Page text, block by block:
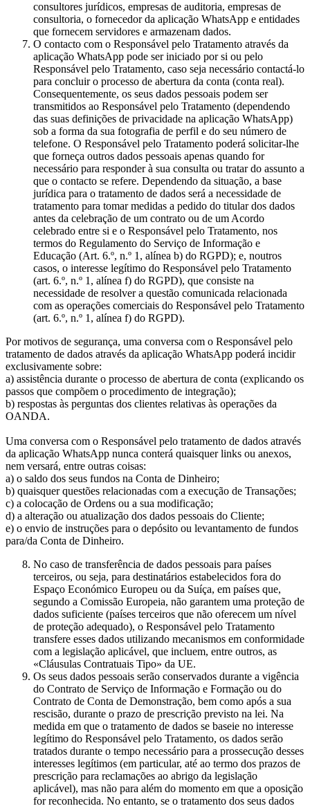
consultores jurídicos, empresas de auditoria, empresas de
consultoria, o fornecedor da aplicação WhatsApp e entidades
que fornecem servidores e armazenam dados.
O contacto com o Responsável pelo Tratamento através da
aplicação WhatsApp pode ser iniciado por si ou pelo
Responsável pelo Tratamento, caso seja necessário contactá-lo
para concluir o processo de abertura da conta (conta real).
Consequentemente, os seus dados pessoais podem ser
transmitidos ao Responsável pelo Tratamento (dependendo
das suas definições de privacidade na aplicação WhatsApp)
sob a forma da sua fotografia de perfil e do seu número de
telefone. O Responsável pelo Tratamento poderá solicitar-lhe
que forneça outros dados pessoais apenas quando for
necessário para responder à sua consulta ou tratar do assunto a
que o contacto se refere. Dependendo da situação, a base
jurídica para o tratamento de dados será a necessidade de
tratamento para tomar medidas a pedido do titular dos dados
antes da celebração de um contrato ou de um Acordo
celebrado entre si e o Responsável pelo Tratamento, nos
termos do Regulamento do Serviço de Informação e
Educação (Art. 6.º, n.º 1, alínea b) do RGPD); e, noutros
casos, o interesse legítimo do Responsável pelo Tratamento
(art. 6.º, n.º 1, alínea f) do RGPD), que consiste na
necessidade de resolver a questão comunicada relacionada
com as operações comerciais do Responsável pelo Tratamento
(art. 6.º, n.º 1, alínea f) do RGPD).
Por motivos de segurança, uma conversa com o Responsável pelo
tratamento de dados através da aplicação WhatsApp poderá incidir
exclusivamente sobre:
a) assistência durante o processo de abertura de conta (explicando os
passos que compõem o procedimento de integração);
b) respostas às perguntas dos clientes relativas às operações da
OANDA.
Uma conversa com o Responsável pelo tratamento de dados através
da aplicação WhatsApp nunca conterá quaisquer links ou anexos,
nem versará, entre outras coisas:
a) o saldo dos seus fundos na Conta de Dinheiro;
b) quaisquer questões relacionadas com a execução de Transações;
c) a colocação de Ordens ou a sua modificação;
d) a alteração ou atualização dos dados pessoais do Cliente;
e) o envio de instruções para o depósito ou levantamento de fundos
para/da Conta de Dinheiro.
No caso de transferência de dados pessoais para países
terceiros, ou seja, para destinatários estabelecidos fora do
Espaço Económico Europeu ou da Suíça, em países que,
segundo a Comissão Europeia, não garantem uma proteção de
dados suficiente (países terceiros que não oferecem um nível
de proteção adequado), o Responsável pelo Tratamento
transfere esses dados utilizando mecanismos em conformidade
com a legislação aplicável, que incluem, entre outros, as
«Cláusulas Contratuais Tipo» da UE.
Os seus dados pessoais serão conservados durante a vigência
do Contrato de Serviço de Informação e Formação ou do
Contrato de Conta de Demonstração, bem como após a sua
rescisão, durante o prazo de prescrição previsto na lei. Na
medida em que o tratamento de dados se baseie no interesse
legítimo do Responsável pelo Tratamento, os dados serão
tratados durante o tempo necessário para a prossecução desses
interesses legítimos (em particular, até ao termo dos prazos de
prescrição para reclamações ao abrigo da legislação
aplicável), mas não para além do momento em que a oposição
for reconhecida. No entanto, se o tratamento dos seus dados